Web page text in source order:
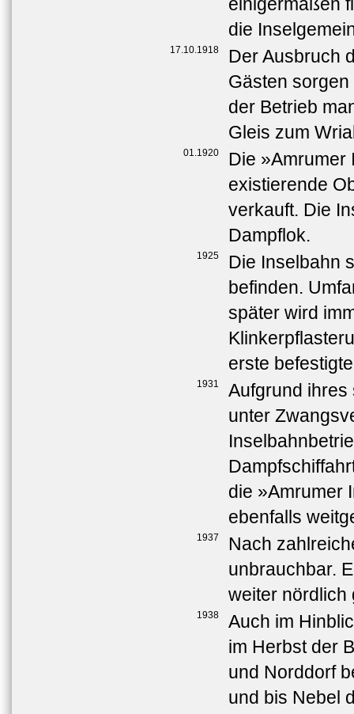
die
17.10.1918
Der Ausbruch
Gästen
der Betrieb
Gleis zum
01.1920
Die »Amrumer
existierende
verkauft. Die
Dampflok.
1925
Die Inselbahn
befinden.
später wird
erste
1931
Aufgrund ihres
unter
die »Amrumer
ebenfalls
1937
Nach
unbrauchbar.
weiter nördlich
1938
Auch im
im Herbst der
und Norddorf
und bis Nebel